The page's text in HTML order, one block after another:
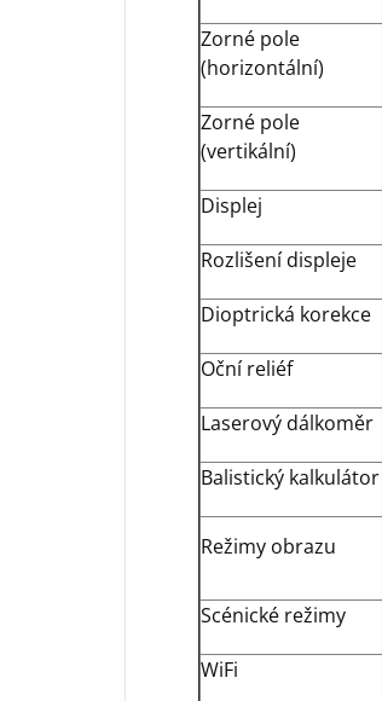
Zorné pole
(horizontální)
Zorné pole
(vertikální)
Displej
Rozlišení displeje
Dioptrická korekce
Oční reliéf
Laserový dálkoměr
Balistický kalkulátor
Režimy obrazu
Scénické režimy
WiFi